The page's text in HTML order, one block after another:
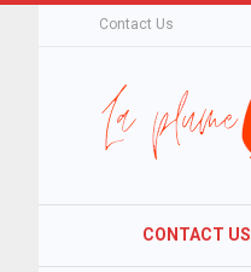
Contact Us
CONTACT US